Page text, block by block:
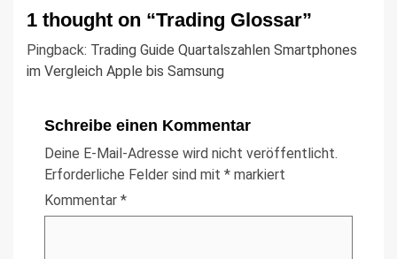
1 thought on “Trading Glossar”
Pingback: Trading Guide Quartalszahlen Smartphones
im Vergleich Apple bis Samsung
Schreibe einen Kommentar
Deine E-Mail-Adresse wird nicht veröffentlicht.
Erforderliche Felder sind mit * markiert
Kommentar *